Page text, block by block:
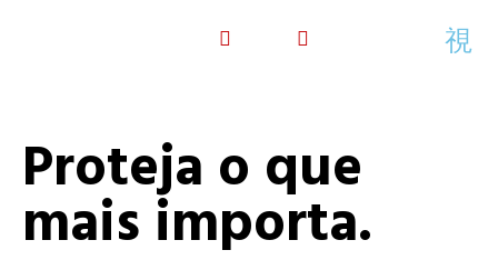
Proteja o que
mais importa.